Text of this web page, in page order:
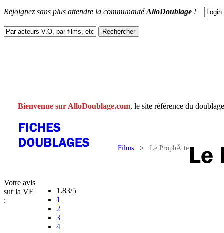
Rejoignez sans plus attendre la communautéAlloDoublage !
Bienvenue sur AlloDoublage.com, le site référence du
Films > Le ProphÃ¨te
Votre avis
sur la VF
:
1.83/5
1
2
3
4